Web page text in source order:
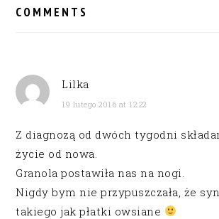
INTERACTIONS
COMMENTS
Lilka
19 lutego 2016 at 12:22
Z diagnozą od dwóch tygodni
życie od nowa.
Granola postawiła nas na nogi.
Nigdy bym nie przypuszczała, że
takiego jak płatki owsiane